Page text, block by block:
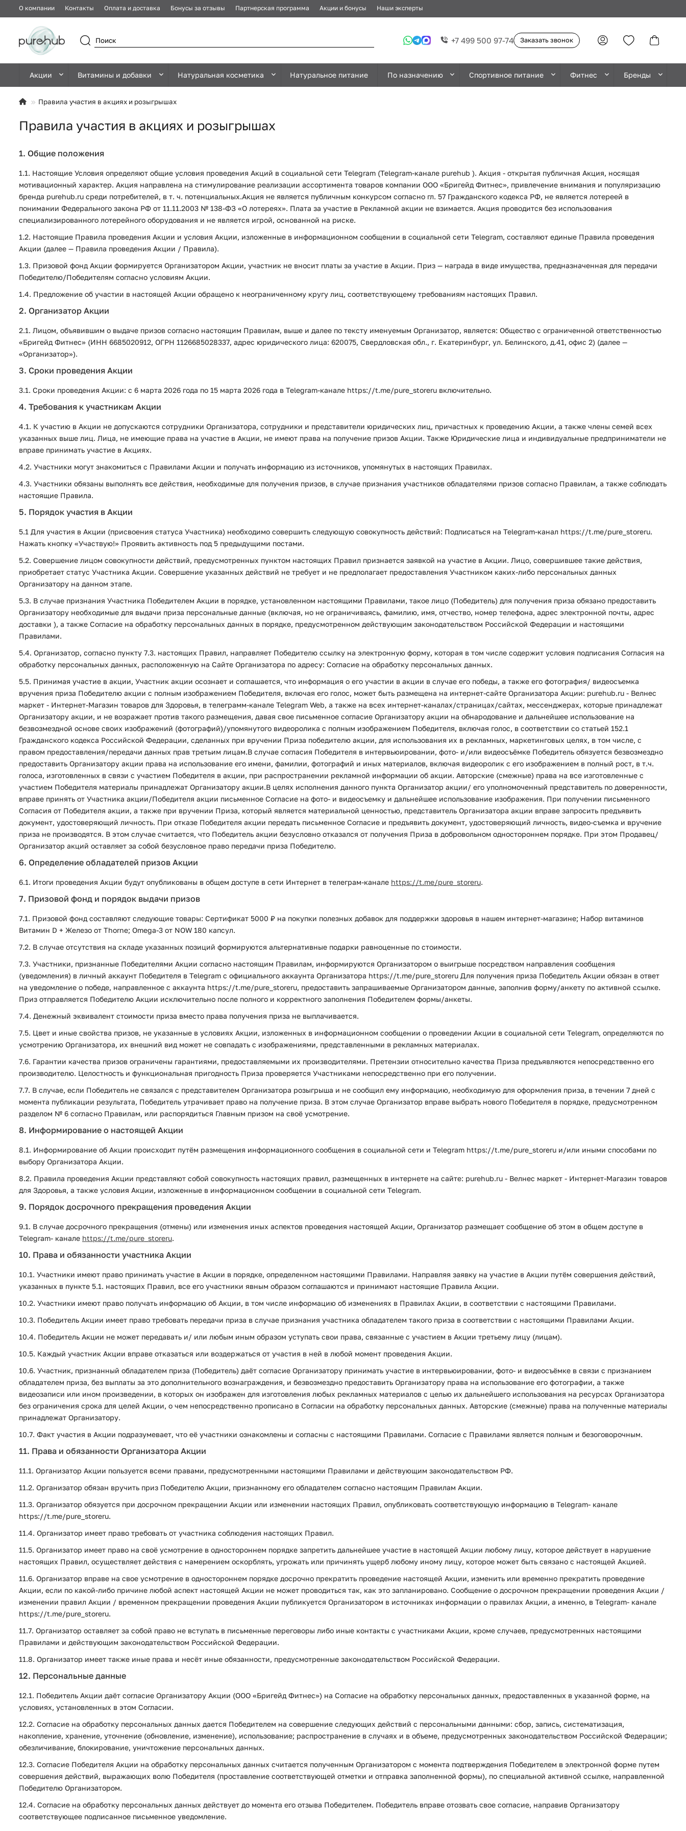
О компании Контакты Оплата и доставка Бонусы за отзывы Партнерская программа Акции и бонусы Наши эксперты
+7 499 500 97-74 Заказать звонок
Акции Витамины и добавки Натуральная косметика Натуральное питание По назначению Спортивное питание Фитнес Бренды
Правила участия в акциях и розыгрышах
Правила участия в акциях и розыгрышах
1. Общие положения
1.1. Настоящие Условия определяют общие условия проведения Акций в социальной сети Telegram (Telegram-канале purehub ). Акция - открытая публичная Акция, носящая
мотивационный характер. Акция направлена на стимулирование реализации ассортимента товаров компании ООО «Бригейд Фитнес», привлечение внимания и популяризацию
бренда purehub.ru среди потребителей, в т. ч. потенциальных.Акция не является публичным конкурсом согласно гл. 57 Гражданского кодекса РФ, не является лотереей в
понимании Федерального закона РФ от 11.11.2003 № 138-ФЗ «О лотереях». Плата за участие в Рекламной акции не взимается. Акция проводится без использования
специализированного лотерейного оборудования и не является игрой, основанной на риске.
1.2. Настоящие Правила проведения Акции и условия Акции, изложенные в информационном сообщении в социальной сети Telegram, составляют единые Правила проведения
Акции (далее — Правила проведения Акции / Правила).
1.3. Призовой фонд Акции формируется Организатором Акции, участник не вносит платы за участие в Акции. Приз — награда в виде имущества, предназначенная для передачи
Победителю/Победителям согласно условиям Акции.
1.4. Предложение об участии в настоящей Акции обращено к неограниченному кругу лиц, соответствующему требованиям настоящих Правил.
2. Организатор Акции
2.1. Лицом, объявившим о выдаче призов согласно настоящим Правилам, выше и далее по тексту именуемым Организатор, является: Общество с ограниченной ответственностью
«Бригейд Фитнес» (ИНН 6685020912, ОГРН 1126685028337, адрес юридического лица: 620075, Свердловская обл., г. Екатеринбург, ул. Белинского, д.41, офис 2) (далее —
«Организатор»).
3. Сроки проведения Акции
3.1. Сроки проведения Акции: с 6 марта 2026 года по 15 марта 2026 года в Telegram-канале https://t.me/pure_storeru включительно.
4. Требования к участникам Акции
4.1. К участию в Акции не допускаются сотрудники Организатора, сотрудники и представители юридических лиц, причастных к проведению Акции, а также члены семей всех
указанных выше лиц. Лица, не имеющие права на участие в Акции, не имеют права на получение призов Акции. Также Юридические лица и индивидуальные предприниматели не
вправе принимать участие в Акциях.
4.2. Участники могут знакомиться с Правилами Акции и получать информацию из источников, упомянутых в настоящих Правилах.
4.3. Участники обязаны выполнять все действия, необходимые для получения призов, в случае признания участников обладателями призов согласно Правилам, а также соблюдать
настоящие Правила.
5. Порядок участия в Акции
5.1 Для участия в Акции (присвоения статуса Участника) необходимо совершить следующую совокупность действий: Подписаться на Telegram-канал https://t.me/pure_storeru.
Нажать кнопку «Участвую!» Проявить активность под 5 предыдущими постами.
5.2. Совершение лицом совокупности действий, предусмотренных пунктом настоящих Правил признается заявкой на участие в Акции. Лицо, совершившее такие действия,
приобретает статус Участника Акции. Совершение указанных действий не требует и не предполагает предоставления Участником каких-либо персональных данных
Организатору на данном этапе.
5.3. В случае признания Участника Победителем Акции в порядке, установленном настоящими Правилами, такое лицо (Победитель) для получения приза обязано предоставить
Организатору необходимые для выдачи приза персональные данные (включая, но не ограничиваясь, фамилию, имя, отчество, номер телефона, адрес электронной почты, адрес
доставки ), а также Согласие на обработку персональных данных в порядке, предусмотренном действующим законодательством Российской Федерации и настоящими
Правилами.
5.4. Организатор, согласно пункту 7.3. настоящих Правил, направляет Победителю ссылку на электронную форму, которая в том числе содержит условия подписания Согласия на
обработку персональных данных, расположенную на Сайте Организатора по адресу: Согласие на обработку персональных данных.
5.5. Принимая участие в акции, Участник акции осознает и соглашается, что информация о его участии в акции в случае его победы, а также его фотография/ видеосъемка
вручения приза Победителю акции с полным изображением Победителя, включая его голос, может быть размещена на интернет-сайте Организатора Акции: purehub.ru - Велнес
маркет - Интернет-Магазин товаров для Здоровья, в телеграмм-канале Telegram Web, а также на всех интернет-каналах/страницах/сайтах, мессенджерах, которые принадлежат
Организатору акции, и не возражает против такого размещения, давая свое письменное согласие Организатору акции на обнародование и дальнейшее использование на
безвозмездной основе своих изображений (фотографий)/упомянутого видеоролика с полным изображением Победителя, включая голос, в соответствии со статьей 152.1
Гражданского кодекса Российской Федерации, сделанных при вручении Приза победителю акции, для использования их в рекламных, маркетинговых целях, в том числе, с
правом предоставления/передачи данных прав третьим лицам.В случае согласия Победителя в интервьюировании, фото- и/или видеосъёмке Победитель обязуется безвозмездно
предоставить Организатору акции права на использование его имени, фамилии, фотографий и иных материалов, включая видеоролик с его изображением в полный рост, в т.ч.
голоса, изготовленных в связи с участием Победителя в акции, при распространении рекламной информации об акции. Авторские (смежные) права на все изготовленные с
участием Победителя материалы принадлежат Организатору акции.В целях исполнения данного пункта Организатор акции/ его уполномоченный представитель по доверенности,
вправе принять от Участника акции/Победителя акции письменное Согласие на фото- и видеосъемку и дальнейшее использование изображения. При получении письменного
Согласия от Победителя акции, а также при вручении Приза, который является материальной ценностью, представитель Организатора акции вправе запросить предъявить
документ, удостоверяющий личность. При отказе Победителя акции передать письменное Согласие и предъявить документ, удостоверяющий личность, видео-съемка и вручение
приза не производятся. В этом случае считается, что Победитель акции безусловно отказался от получения Приза в добровольном одностороннем порядке. При этом Продавец/
Организатор акций оставляет за собой безусловное право передачи приза Победителю.
6. Определение обладателей призов Акции
6.1. Итоги проведения Акции будут опубликованы в общем доступе в сети Интернет в телеграм-канале https://t.me/pure_storeru.
7. Призовой фонд и порядок выдачи призов
7.1. Призовой фонд составляют следующие товары: Сертификат 5000 ₽ на покупки полезных добавок для поддержки здоровья в нашем интернет-магазине; Набор витаминов
Витамин D + Железо от Thorne; Omega-3 от NOW 180 капсул.
7.2. В случае отсутствия на складе указанных позиций формируются альтернативные подарки равноценные по стоимости.
7.3. Участники, признанные Победителями Акции согласно настоящим Правилам, информируются Организатором о выигрыше посредством направления сообщения
(уведомления) в личный аккаунт Победителя в Telegram с официального аккаунта Организатора https://t.me/pure_storeru Для получения приза Победитель Акции обязан в ответ
на уведомление о победе, направленное с аккаунта https://t.me/pure_storeru, предоставить запрашиваемые Организатором данные, заполнив форму/анкету по активной ссылке.
Приз отправляется Победителю Акции исключительно после полного и корректного заполнения Победителем формы/анкеты.
7.4. Денежный эквивалент стоимости приза вместо права получения приза не выплачивается.
7.5. Цвет и иные свойства призов, не указанные в условиях Акции, изложенных в информационном сообщении о проведении Акции в социальной сети Telegram, определяются по
усмотрению Организатора, их внешний вид может не совпадать с изображениями, представленными в рекламных материалах.
7.6. Гарантии качества призов ограничены гарантиями, предоставляемыми их производителями. Претензии относительно качества Приза предъявляются непосредственно его
производителю. Целостность и функциональная пригодность Приза проверяется Участниками непосредственно при его получении.
7.7. В случае, если Победитель не связался с представителем Организатора розыгрыша и не сообщил ему информацию, необходимую для оформления приза, в течении 7 дней с
момента публикации результата, Победитель утрачивает право на получение приза. В этом случае Организатор вправе выбрать нового Победителя в порядке, предусмотренном
разделом № 6 согласно Правилам, или распорядиться Главным призом на своё усмотрение.
8. Информирование о настоящей Акции
8.1. Информирование об Акции происходит путём размещения информационного сообщения в социальной сети и Telegram https://t.me/pure_storeru и/или иными способами по
выбору Организатора Акции.
8.2. Правила проведения Акции представляют собой совокупность настоящих правил, размещенных в интернете на сайте: purehub.ru - Велнес маркет - Интернет-Магазин товаров
для Здоровья, а также условия Акции, изложенные в информационном сообщении в социальной сети Telegram.
9. Порядок досрочного прекращения проведения Акции
9.1. В случае досрочного прекращения (отмены) или изменения иных аспектов проведения настоящей Акции, Организатор размещает сообщение об этом в общем доступе в
Telegram- канале https://t.me/pure_storeru.
10. Права и обязанности участника Акции
10.1. Участники имеют право принимать участие в Акции в порядке, определенном настоящими Правилами. Направляя заявку на участие в Акции путём совершения действий,
указанных в пункте 5.1. настоящих Правил, все его участники явным образом соглашаются и принимают настоящие Правила Акции.
10.2. Участники имеют право получать информацию об Акции, в том числе информацию об изменениях в Правилах Акции, в соответствии с настоящими Правилами.
10.3. Победитель Акции имеет право требовать передачи приза в случае признания участника обладателем такого приза в соответствии с настоящими Правилами Акции.
10.4. Победитель Акции не может передавать и/ или любым иным образом уступать свои права, связанные с участием в Акции третьему лицу (лицам).
10.5. Каждый участник Акции вправе отказаться или воздержаться от участия в ней в любой момент проведения Акции.
10.6. Участник, признанный обладателем приза (Победитель) даёт согласие Организатору принимать участие в интервьюировании, фото- и видеосъёмке в связи с признанием
обладателем приза, без выплаты за это дополнительного вознаграждения, и безвозмездно предоставить Организатору права на использование его фотографии, а также
видеозаписи или ином произведении, в которых он изображен для изготовления любых рекламных материалов с целью их дальнейшего использования на ресурсах Организатора
без ограничения срока для целей Акции, о чем непосредственно прописано в Согласии на обработку персональных данных. Авторские (смежные) права на полученные материалы
принадлежат Организатору.
10.7. Факт участия в Акции подразумевает, что её участники ознакомлены и согласны с настоящими Правилами. Согласие с Правилами является полным и безоговорочным.
11. Права и обязанности Организатора Акции
11.1. Организатор Акции пользуется всеми правами, предусмотренными настоящими Правилами и действующим законодательством РФ.
11.2. Организатор обязан вручить приз Победителю Акции, признанному его обладателем согласно настоящим Правилам Акции.
11.3. Организатор обязуется при досрочном прекращении Акции или изменении настоящих Правил, опубликовать соответствующую информацию в Telegram- канале
https://t.me/pure_storeru.
11.4. Организатор имеет право требовать от участника соблюдения настоящих Правил.
11.5. Организатор имеет право на своё усмотрение в одностороннем порядке запретить дальнейшее участие в настоящей Акции любому лицу, которое действует в нарушение
настоящих Правил, осуществляет действия с намерением оскорблять, угрожать или причинять ущерб любому иному лицу, которое может быть связано с настоящей Акцией.
11.6. Организатор вправе на свое усмотрение в одностороннем порядке досрочно прекратить проведение настоящей Акции, изменить или временно прекратить проведение
Акции, если по какой-либо причине любой аспект настоящей Акции не может проводиться так, как это запланировано. Сообщение о досрочном прекращении проведения Акции /
изменении правил Акции / временном прекращении проведения Акции публикуется Организатором в источниках информации о правилах Акции, а именно, в Telegram- канале
https://t.me/pure_storeru.
11.7. Организатор оставляет за собой право не вступать в письменные переговоры либо иные контакты с участниками Акции, кроме случаев, предусмотренных настоящими
Правилами и действующим законодательством Российской Федерации.
11.8. Организатор имеет также иные права и несёт иные обязанности, предусмотренные законодательством Российской Федерации.
12. Персональные данные
12.1. Победитель Акции даёт согласие Организатору Акции (ООО «Бригейд Фитнес») на Согласие на обработку персональных данных, предоставленных в указанной форме, на
условиях, установленных в этом Согласии.
12.2. Согласие на обработку персональных данных дается Победителем на совершение следующих действий с персональными данными: сбор, запись, систематизация,
накопление, хранение, уточнение (обновление, изменение), использование; распространение в случаях и в объеме, предусмотренных законодательством Российской Федерации;
обезличивание, блокирование, уничтожение персональных данных.
12.3. Согласие Победителя Акции на обработку персональных данных считается полученным Организатором с момента подтверждения Победителем в электронной форме путем
совершения действий, выражающих волю Победителя (проставление соответствующей отметки и отправка заполненной формы), по специальной активной ссылке, направленной
Победителю Организатором.
12.4. Согласие на обработку персональных данных действует до момента его отзыва Победителем. Победитель вправе отозвать свое согласие, направив Организатору
соответствующее подписанное письменное уведомление.